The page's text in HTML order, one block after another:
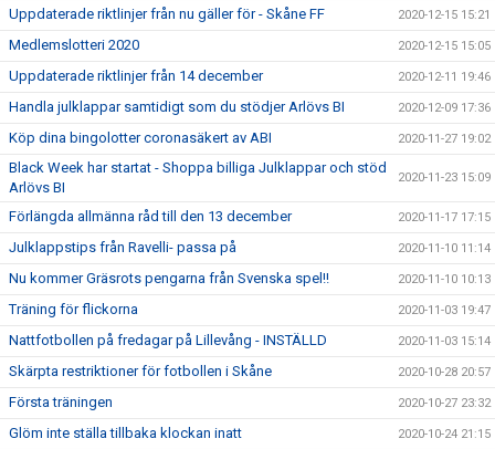
Uppdaterade riktlinjer från nu gäller för - Skåne FF 2020-12-15 15:21
Medlemslotteri 2020 2020-12-15 15:05
Uppdaterade riktlinjer från 14 december 2020-12-11 19:46
Handla julklappar samtidigt som du stödjer Arlövs BI 2020-12-09 17:36
Köp dina bingolotter coronasäkert av ABI 2020-11-27 19:02
Black Week har startat - Shoppa billiga Julklappar och stöd
Arlövs BI
2020-11-23 15:09
Förlängda allmänna råd till den 13 december 2020-11-17 17:15
Julklappstips från Ravelli- passa på 2020-11-10 11:14
Nu kommer Gräsrots pengarna från Svenska spel!! 2020-11-10 10:13
Träning för flickorna 2020-11-03 19:47
Nattfotbollen på fredagar på Lillevång - INSTÄLLD 2020-11-03 15:14
Skärpta restriktioner för fotbollen i Skåne 2020-10-28 20:57
Första träningen 2020-10-27 23:32
Glöm inte ställa tillbaka klockan inatt 2020-10-24 21:15